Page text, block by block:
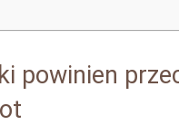
powinien